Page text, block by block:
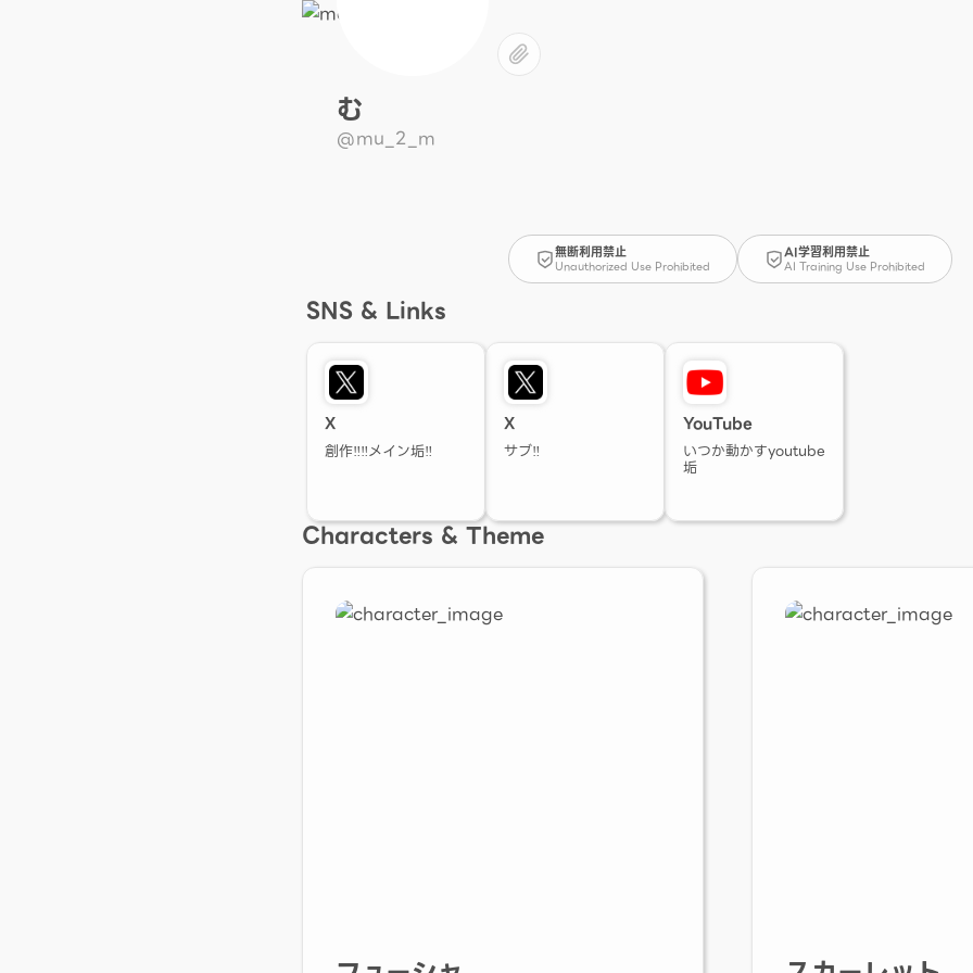
む
@mu_2_m
無断利用禁止
Unauthorized Use Prohibited
AI学習利用禁止
AI Training Use Prohibited
SNS & Links
X
創作‼️‼️メイン垢‼️
X
サブ‼️
YouTube
いつか動かすyoutube
垢
Characters & Theme